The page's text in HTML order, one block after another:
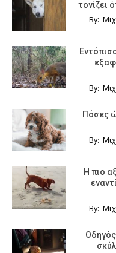
τονίζει
By:
By:
Πόσες
By:
Η πιο
By: